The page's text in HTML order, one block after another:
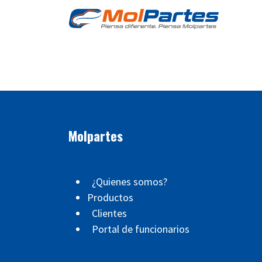
Molpartes
¿Quienes somos?
Productos
Clientes
Portal de funcionarios